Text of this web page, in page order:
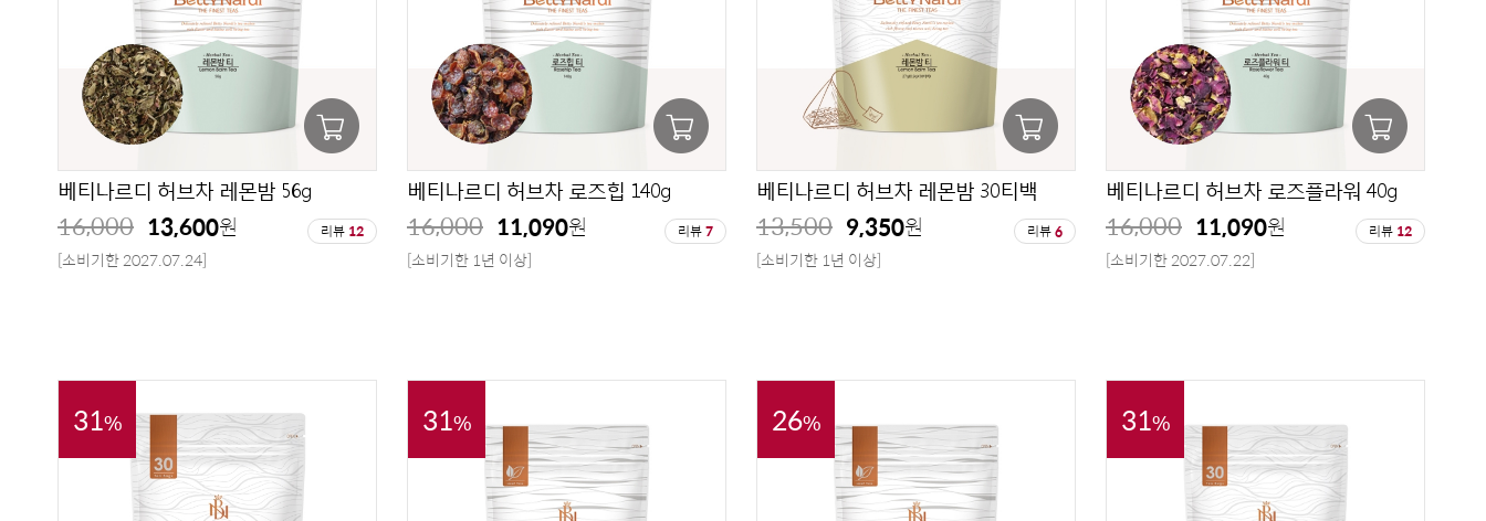
베티나르디 허브차 레몬밤 56g
16,000 13,600원 리뷰 12
[소비기한 2027.07.24]
베티나르디 허브차 로즈힙 140g
16,000 11,090원 리뷰7
[소비기한 1년 이상]
베티나르디 허브차 레몬밤 30티백
13,500 9,350원 리뷰6
[소비기한 1년 이상]
베티나르디 허브차 로즈플라워 40g
16,000 11,090원 리뷰 12
[소비기한 2027.07.22]
31% 31% 26% 31%